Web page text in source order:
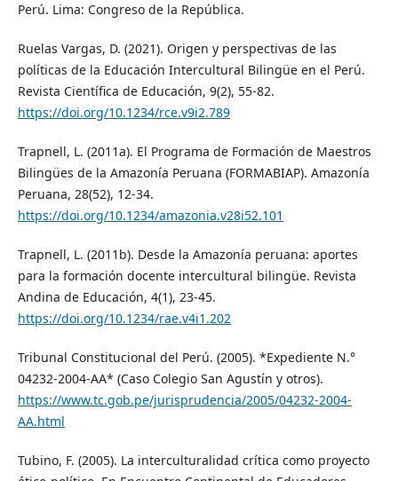
Perú. Lima: Congreso de la República.
Ruelas Vargas, D. (2021). Origen y perspectivas de las
políticas de la Educación Intercultural Bilingüe en el Perú.
Revista Científica de Educación, 9(2), 55-82.
https://doi.org/10.1234/rce.v9i2.789
Trapnell, L. (2011a). El Programa de Formación de Maestros
Bilingües de la Amazonía Peruana (FORMABIAP). Amazonía
Peruana, 28(52), 12-34.
https://doi.org/10.1234/amazonia.v28i52.101
Trapnell, L. (2011b). Desde la Amazonía peruana: aportes
para la formación docente intercultural bilingüe. Revista
Andina de Educación, 4(1), 23-45.
https://doi.org/10.1234/rae.v4i1.202
Tribunal Constitucional del Perú. (2005). *Expediente N.°
04232-2004-AA* (Caso Colegio San Agustín y otros).
https://www.tc.gob.pe/jurisprudencia/2005/04232-2004-
AA.html
Tubino, F. (2005). La interculturalidad crítica como proyecto